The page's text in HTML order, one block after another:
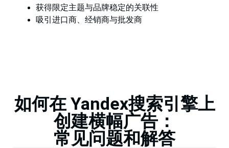
获得限定主题与品牌稳定的关联性
吸引进口商、经销商与批发商
如何在 Yandex搜索引擎上
创建横幅广告：
常见问题和解答